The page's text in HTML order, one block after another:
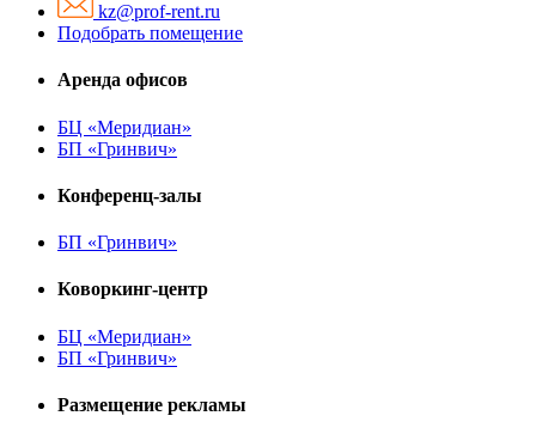
kz@prof-rent.ru
Подобрать помещение
Аренда офисов
БЦ «Меридиан»
БП «Гринвич»
Конференц-залы
БП «Гринвич»
Коворкинг-центр
БЦ «Меридиан»
БП «Гринвич»
Размещение рекламы